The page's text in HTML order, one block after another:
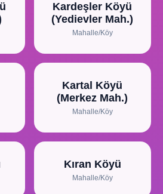
Kardeşler Köyü
(Yedievler Mah.)
Mahalle/Köy
Kartal Köyü
(Merkez Mah.)
Mahalle/Köy
Kıran Köyü
Mahalle/Köy